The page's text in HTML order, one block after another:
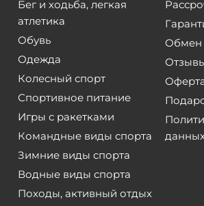
Бег и ходьба, легкая
атлетика
Обувь
Одежда
Колесный спорт
Спортивное питание
Игры с ракетками
Командные виды спорта
Зимние виды спорта
Водные виды спорта
Походы, активный отдых
Обмен